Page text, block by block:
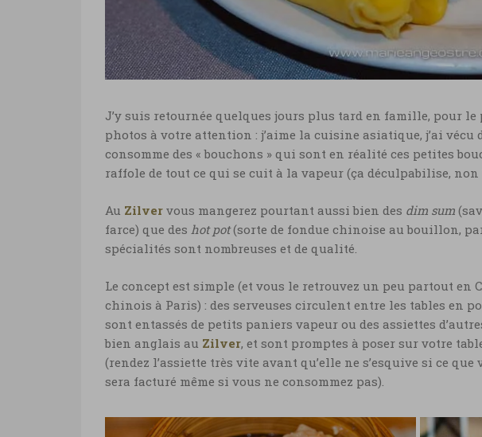
J’y suis retournée quelques jours plus tard en famille, pour
photos à votre attention : j’aime la cuisine asiatique, j’ai vécu
consomme des « bouchons » qui sont en réalité ces petites
raffole de tout ce qui se cuit à la vapeur (ça déculpabilise, non
Au Zilver vous mangerez pourtant aussi bien des dim sum
farce) que des hot pot(sorte de fondue chinoise au bouillon,
spécialités sont nombreuses et de qualité.
Le concept est simple (et vous le retrouvez un peu partout en
chinois à Paris) : des serveuses circulent entre les tables en
sont entassés de petits paniers vapeur ou des assiettes
bien anglais au Zilver, et sont promptes à poser sur votre
(rendez l’assiette très vite avant qu’elle ne s’esquive si ce
sera facturé même si vous ne consommez pas).